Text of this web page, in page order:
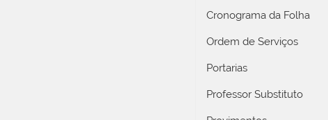
Cronograma da Folha
Ordem de Serviços
Portarias
Professor Substituto